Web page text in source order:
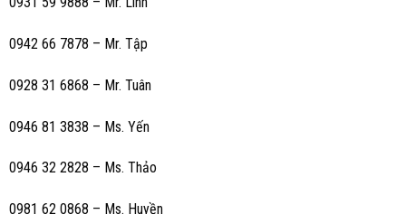
0942 66 7878 – Mr. Tập
0928 31 6868 – Mr. Tuân
0946 81 3838 – Ms. Yến
0946 32 2828 – Ms. Thảo
0981 62 0868 – Ms. Huyền